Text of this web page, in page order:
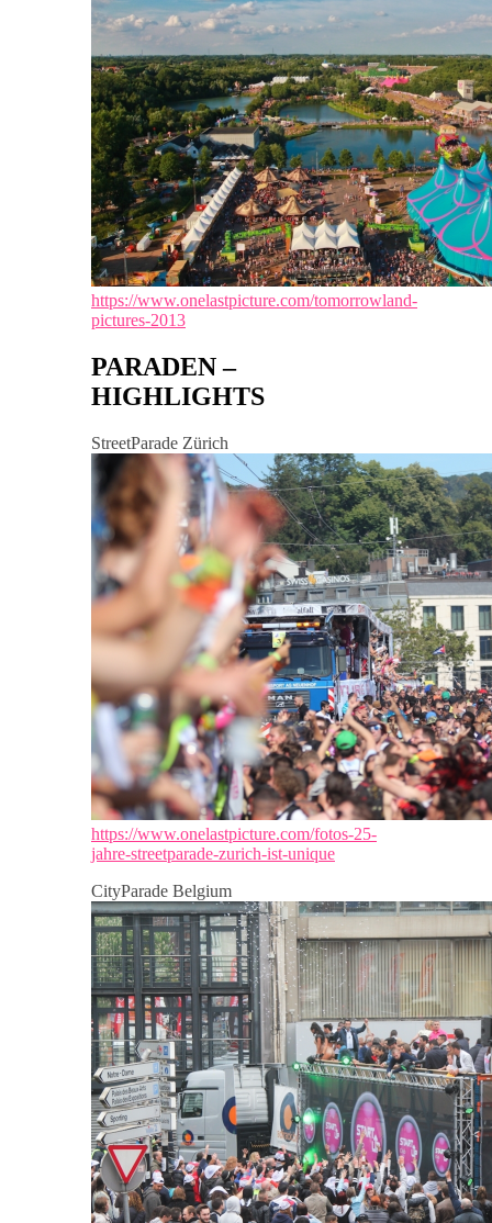
https://www.onelastpicture.com/tomorrowland-
pictures-2013
PARADEN –
HIGHLIGHTS
StreetParade Zürich
https://www.onelastpicture.com/fotos-25-
jahre-streetparade-zurich-ist-unique
CityParade Belgium